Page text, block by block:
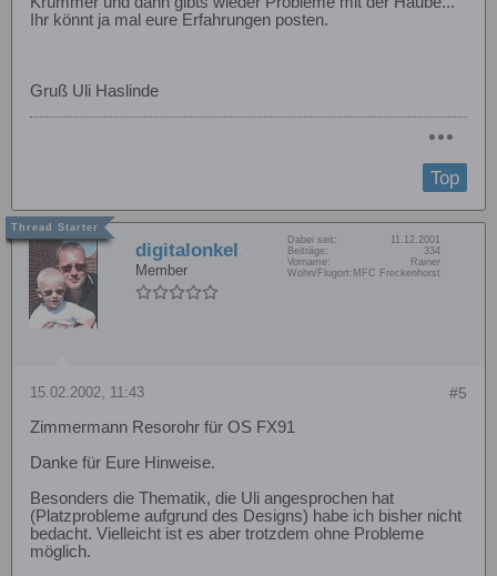
Ihr könnt ja mal eure Erfahrungen posten.
Gruß Uli Haslinde
Top
digitalonkel
Member
Dabei seit:
11.12.2001
Beiträge:
334
Vorname:
Rainer
Wohn/Flugort: MFC Freckenhorst
#5
15.02.2002, 11:43
Zimmermann Resorohr für OS FX91
Danke für Eure Hinweise.
Besonders die Thematik, die Uli angesprochen hat
(Platzprobleme aufgrund des Designs) habe ich bisher nicht
bedacht. Vielleicht ist es aber trotzdem ohne Probleme
möglich.